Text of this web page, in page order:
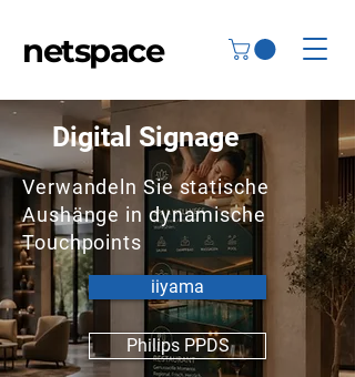
netspace
Digital Signage
Verwandeln Sie statische
Aushänge in dynamische
Touchpoints
iiyama
Philips PPDS